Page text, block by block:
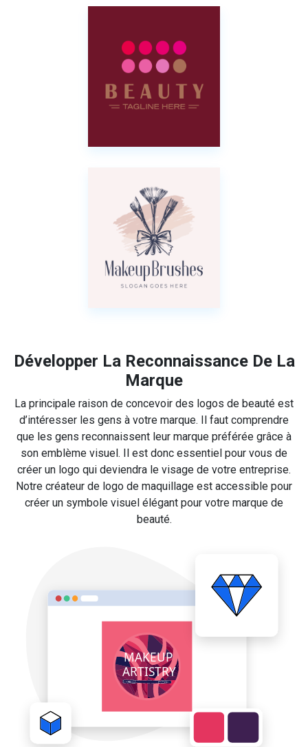
Développer La Reconnaissance De La
Marque
La principale raison de concevoir des logos de beauté est
d’intéresser les gens à votre marque. Il faut comprendre
que les gens reconnaissent leur marque préférée grâce à
son emblème visuel. Il est donc essentiel pour vous de
créer un logo qui deviendra le visage de votre entreprise.
Notre créateur de logo de maquillage est accessible pour
créer un symbole visuel élégant pour votre marque de
beauté.